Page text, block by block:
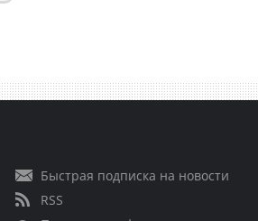
Быстрая подписка на новости
RSS